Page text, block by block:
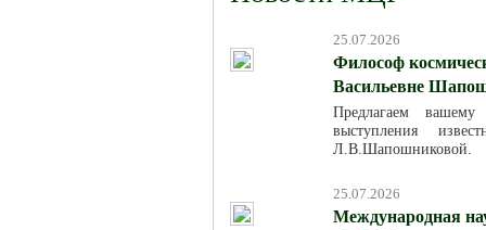
25.07.2026
Философ
Васильевне
Предлагаем
выступления
Л.В.Шапошниковой.
25.07.2026
Международная